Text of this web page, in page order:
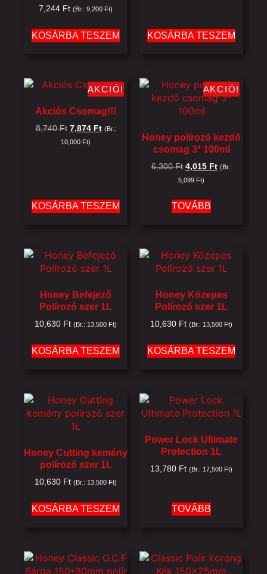
7,244 Ft (Br.: 9,200 Ft)
KOSÁRBA TESZEM KOSÁRBA TESZEM
AKCIÓ!
Akciós Csomag!!!
8,740Ft 7,874 Ft (Br.:
10,000 Ft)
KOSÁRBA TESZEM
AKCIÓ!
Honey polírozó kezdő
csomag 3* 100ml
6,300Ft 4,015 Ft (Br.:
5,099 Ft)
TOVÁBB
Honey Befejező
Polírozó szer 1L
10,630 Ft (Br.: 13,500 Ft)
KOSÁRBA TESZEM
Honey Közepes
Polírozó szer 1L
10,630 Ft (Br.: 13,500 Ft)
KOSÁRBA TESZEM
Honey Cutting kemény
polírozó szer 1L
10,630 Ft (Br.: 13,500 Ft)
KOSÁRBA TESZEM
Power Lock Ultimate
Protection 1L
13,780 Ft (Br.: 17,500 Ft)
TOVÁBB